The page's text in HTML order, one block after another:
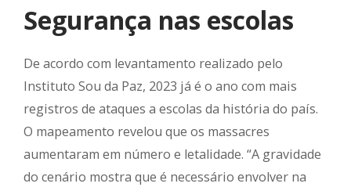
Segurança nas escolas
De acordo com levantamento realizado pelo
Instituto Sou da Paz, 2023 já é o ano com mais
registros de ataques a escolas da história do país.
O mapeamento revelou que os massacres
aumentaram em número e letalidade. “A gravidade
do cenário mostra que é necessário envolver na